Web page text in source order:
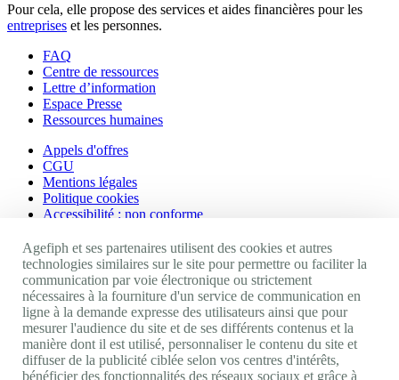
Pour cela, elle propose des services et aides financières pour les
entreprises et les personnes.
FAQ
Centre de ressources
Lettre d’information
Espace Presse
Ressources humaines
Appels d'offres
CGU
Mentions légales
Politique cookies
Accessibilité : non conforme
Nos autres sites
Site portail Agefiph
Activateur de progrès
Handinnov
Innovation et recherche
Université du RRH
Service AppuiPro
Agefiph et ses partenaires utilisent des cookies et autres
technologies similaires sur le site pour permettre ou faciliter la
communication par voie électronique ou strictement
nécessaires à la fourniture d'un service de communication en
ligne à la demande expresse des utilisateurs ainsi que pour
mesurer l'audience du site et de ses différents contenus et la
manière dont il est utilisé, personnaliser le contenu du site et
diffuser de la publicité ciblée selon vos centres d'intérêts,
bénéficier des fonctionnalités des réseaux sociaux et grâce à